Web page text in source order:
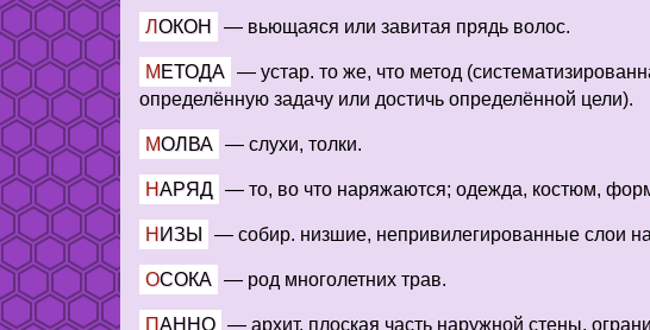
ЛОКОН — вьющаяся или завитая прядь волос.
МЕТОДА — устар. то же, что метод
определённую задачу или достичь определённой цели).
МОЛВА — слухи, толки.
НАРЯД — то, во что наряжаются; одежда, костюм,
НИЗЫ — собир. низшие, непривилегированные слои
ОСОКА — род многолетних трав.
ПАННО — архит. плоская часть наружной стены,